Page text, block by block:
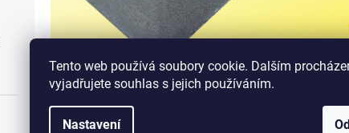
Tento web používá soubory cookie. Dalším
vyjadřujete souhlas s jejich používáním.
Nastavení
Jednoprůduchový
komín Prima 1
Dvojprůduchový
komín Prima 2